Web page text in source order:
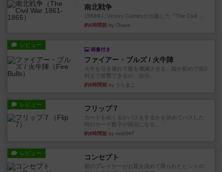
南北戦争
1983年にVictory Gamesが出版した『The Civil ...
約6時間前 by Chaco
レビュー
画像付き
ファイアー・ブルズ / 火牛陣
火牛を引き連れて敵を殲滅させる。縦か斜めで前2
列まで攻撃できるが、自分...
約8時間前 by うらまこ
レビュー フリップ７
カードをめくるかパスをするかを決めてパスした
時のカード数字が得点になる...
約8時間前 by mob567
レビュー コンセプト
親のプレイヤーがお題を決めて限られたヒントの